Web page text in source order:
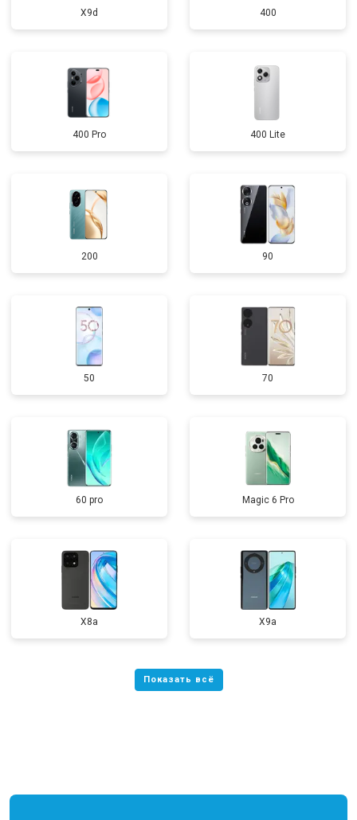
X9d 400
400 Pro 400 Lite
200 90
50 70
60 pro Magic 6 Pro
X8a X9a